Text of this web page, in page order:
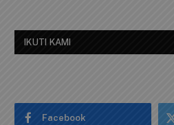
IKUTI KAMI
Facebook